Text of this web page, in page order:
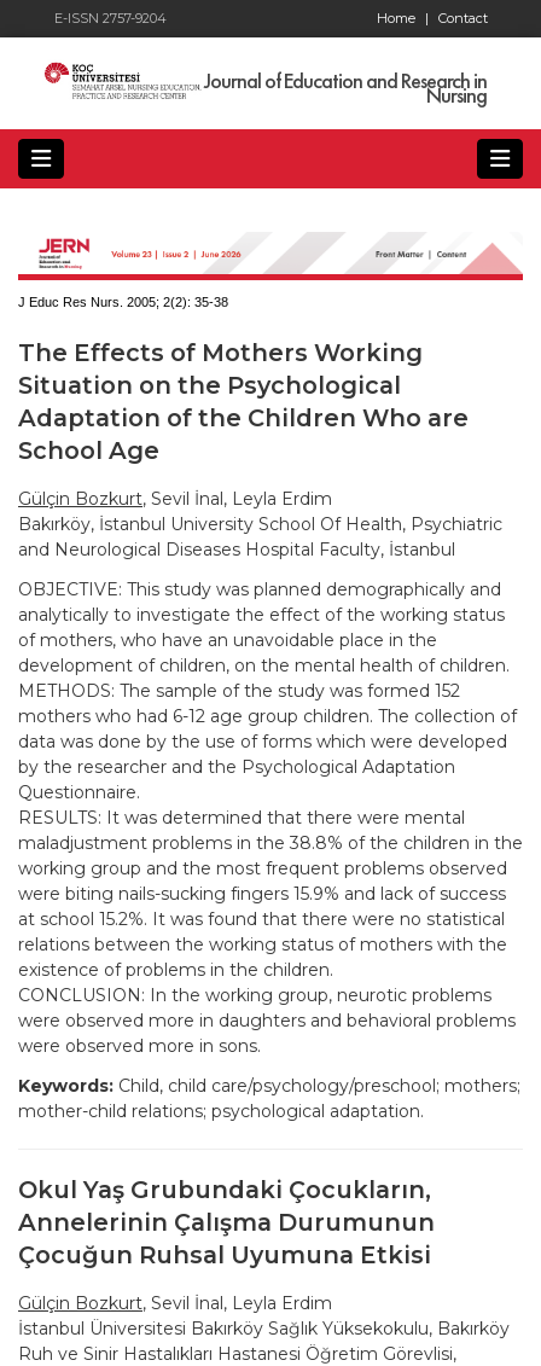
E-ISSN 2757-9204 Contact
Home |
Journal of Education and Research in
Nursing
J Educ Res Nurs. 2005; 2(2): 35-38
The Effects of Mothers Working
Situation on the Psychological
Adaptation of the Children Who are
School Age
Gülçin Bozkurt, Sevil İnal, Leyla Erdim
Bakırköy, İstanbul University School Of Health, Psychiatric
and Neurological Diseases Hospital Faculty, İstanbul
OBJECTIVE: This study was planned demographically and
analytically to investigate the effect of the working status
of mothers, who have an unavoidable place in the
development of children, on the mental health of children.
METHODS: The sample of the study was formed 152
mothers who had 6-12 age group children. The collection of
data was done by the use of forms which were developed
by the researcher and the Psychological Adaptation
Questionnaire.
RESULTS: It was determined that there were mental
maladjustment problems in the 38.8% of the children in the
working group and the most frequent problems observed
were biting nails-sucking fingers 15.9% and lack of success
at school 15.2%. It was found that there were no statistical
relations between the working status of mothers with the
existence of problems in the children.
CONCLUSION: In the working group, neurotic problems
were observed more in daughters and behavioral problems
were observed more in sons.
Keywords: Child, child care/psychology/preschool; mothers;
mother-child relations; psychological adaptation.
Okul Yaş Grubundaki Çocukların,
Annelerinin Çalışma Durumunun
Çocuğun Ruhsal Uyumuna Etkisi
Gülçin Bozkurt, Sevil İnal, Leyla Erdim
İstanbul Üniversitesi Bakırköy Sağlık Yüksekokulu, Bakırköy
Ruh ve Sinir Hastalıkları Hastanesi Öğretim Görevlisi,